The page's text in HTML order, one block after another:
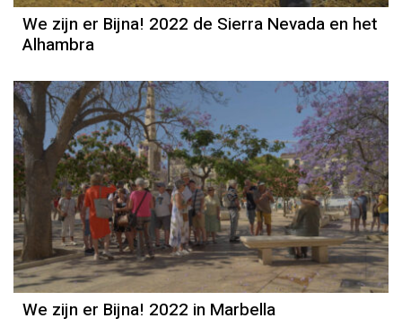
We zijn er Bijna! 2022 de Sierra Nevada en het
Alhambra
We zijn er Bijna! 2022 in Marbella